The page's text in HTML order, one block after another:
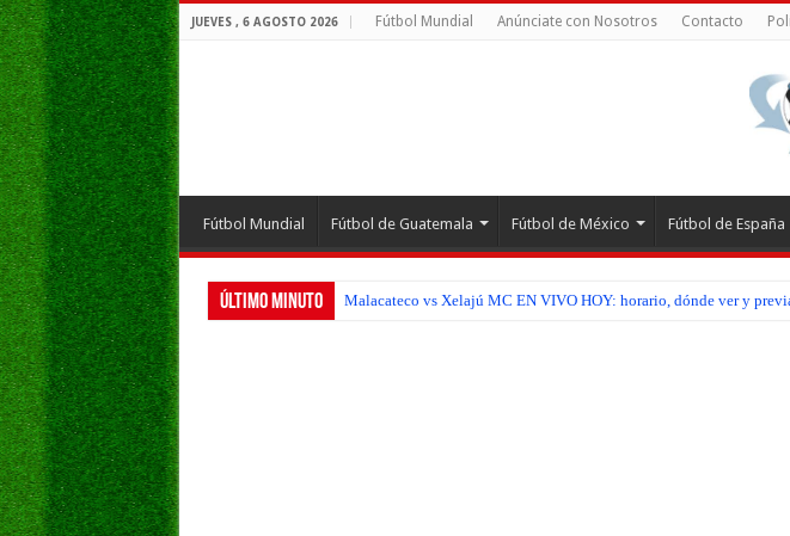
JUEVES , 6 AGOSTO 2026 Fútbol Mundial Anúnciate con Nosotros Contacto
Fútbol Mundial Fútbol de Guatemala Fútbol de México Fútbol de España
Último Minuto Malacateco vs Xelajú MC EN VIVO HOY: horario, dónde ver y